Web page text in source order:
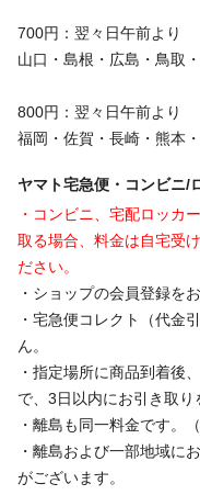
700円：翌々日午前より
山口・島根・広島・鳥取
800円：翌々日午前より
福岡・佐賀・長崎・熊本
ヤマト宅急便・コンビニ/
・コンビニ、宅配ロッカ
取る場合、料金は自宅受
ださい。
・ショップの会員登録を
・宅急便コレクト（代金
ん。
・指定場所に商品到着後
で、3日以内にお引き取り
・離島も同一料金です。
・離島および一部地域に
がございます。